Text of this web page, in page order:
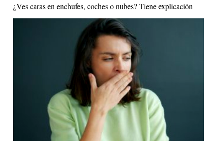
¿Ves caras en enchufes, coches o nubes? Tiene explicación